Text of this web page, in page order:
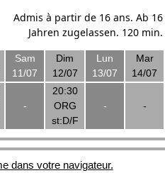
Admis à partir de 16 ans. Ab 16
Jahren zugelassen. 120 min.
Sam
11/07
Dim
12/07
Lun
13/07
Mar
14/07
-
20:30
ORG
st:D/F
- -
dans votre navigateur.